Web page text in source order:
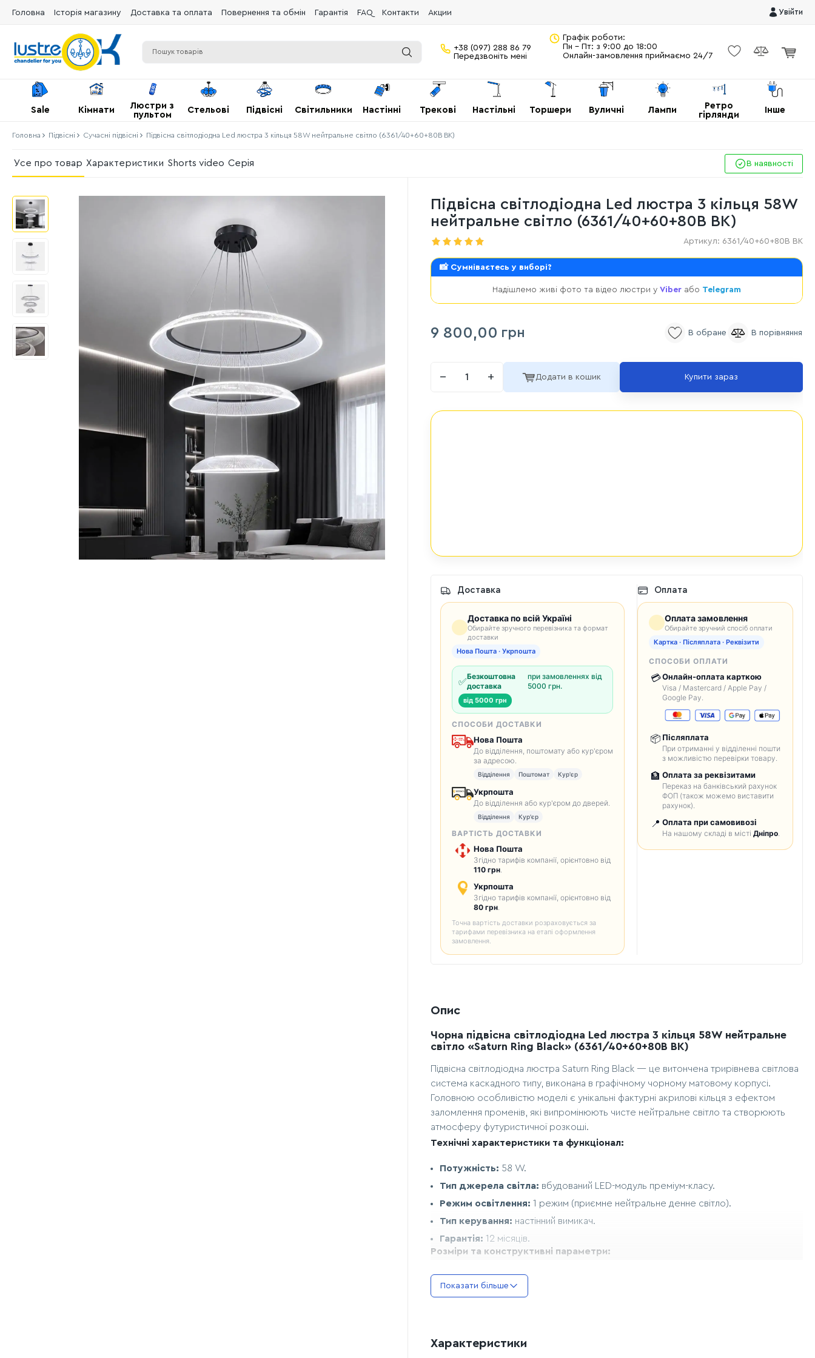
Головна Історія магазину Доставка та оплата Повернення та обмін Гарантія FAQ Контакти Акции Увійти
+38 (097) 288 86 79
Передзвоніть мені
Графік роботи:
Пн - Пт: з 9:00 до 18:00
Онлайн-замовлення приймаємо 24/7
Sale Кімнати
Люстри з
пультом
Стельові Підвісні Світильники Настінні Трекові Настільні Торшери Вуличні Лампи
Ретро
гірлянди
Інше
Головна Підвісні Сучасні підвісні Підвісна світлодіодна Led люстра 3 кільця 58W нейтральне світло (6361/40+60+80B BK)
Усе про товар Характеристики Shorts video Серія В наявності
Підвісна світлодіодна Led люстра 3 кільця 58W
нейтральне світло (6361/40+60+80B BK)
Артикул: 6361/40+60+80B BK
📸 Сумніваєтесь у виборі?
Надішлемо живі фото та відео люстри у Viber або Telegram
9 800,00 грн
− + Додати в кошик Купити зараз
Доставка
Доставка по всій Україні
Обирайте зручного перевізника та формат
доставки
Нова Пошта · Укрпошта
✅Безкоштовна
доставка
при замовленнях від
5000 грн.
від 5000 грн
СПОСОБИ ДОСТАВКИ
Нова Пошта
До відділення, поштомату або кур'єром
за адресою.
Відділення Поштомат Кур'єр
Укрпошта
До відділення або кур'єром до дверей.
Відділення Кур'єр
ВАРТІСТЬ ДОСТАВКИ
Нова Пошта
Згідно тарифів компанії, орієнтовно від
110 грн.
Укрпошта
Згідно тарифів компанії, орієнтовно від
80 грн.
Точна вартість доставки розраховується за
тарифами перевізника на етапі оформлення
замовлення.
Оплата
Оплата замовлення
Обирайте зручний спосіб оплати
Картка · Післяплата · Реквізити
СПОСОБИ ОПЛАТИ
💳Онлайн-оплата карткою
Visa / Mastercard / Apple Pay /
Google Pay.
📦 Післяплата
При отриманні у відділенні пошти
з можливістю перевірки товару.
🏦 Оплата за реквізитами
Переказ на банківський рахунок
ФОП (також можемо виставити
рахунок).
📍 Оплата при самовивозі
На нашому складі в містіДніпро.
Опис
Чорна підвісна світлодіодна Led люстра 3 кільця 58W нейтральне
світло «Saturn Ring Black» (6361/40+60+80B BK)
Підвісна світлодіодна люстра Saturn Ring Black — це витончена трирівнева світлова
система каскадного типу, виконана в графічному чорному матовому корпусі.
Головною особливістю моделі є унікальні фактурні акрилові кільця з ефектом
заломлення променів, які випромінюють чисте нейтральне світло та створюють
атмосферу футуристичної розкоші.
Технічні характеристики та функціонал:
Потужність: 58 W.
Тип джерела світла: вбудований LED-модуль преміум-класу.
Режим освітлення: 1 режим (приємне нейтральне денне світло).
Тип керування: настінний вимикач.
Гарантія: 12 місяців.
Розміри та конструктивні параметри:
Діаметр акрилових кілець:
Діаметр внутрішніх металевих елементів:
тросів).
Показати більше
Характеристики